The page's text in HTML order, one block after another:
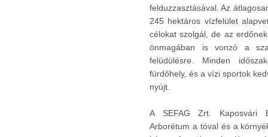
felduzzasztásával. Az
245 hektáros vízfelület
célokat szolgál, de az
önmagában is vonzó a
felüdülésre. Minden
fürdőhely, és a vízi sportok
nyújt.
A SEFAG Zrt. Kaposvári
Arborétum a tóval és a